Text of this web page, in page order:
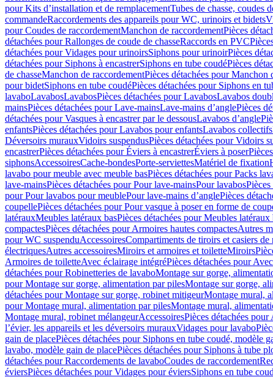
pour Kits d’installation et de remplacementTubes de chasse, coudes
commandeRaccordements des appareils pour WC, urinoirs et bidets
pour Coudes de raccordementManchon de raccordementPièces
détachées pour Rallonges de coude de chasseRaccords en PVC
détachées pour Vidages pour urinoirsSiphons pour urinoirPièces
détachées pour Siphons à encastrerSiphons en tube coudéPièces
de chasseManchon de raccordementPièces détachées pour Manchon
pour bidetSiphons en tube coudéPièces détachées pour Siphons en
lavaboLavabosLavabosPièces détachées pour LavabosLavabos
mainsPièces détachées pour Lave-mainsLave-mains d’anglePièces
détachées pour Vasques à encastrer par le dessousLavabos d’angle
enfantsPièces détachées pour Lavabos pour enfantsLavabos collectifs
Déversoirs murauxVidoirs suspendusPièces détachées pour Vidoirs
encastrerPièces détachées pour Éviers à encastrerÉviers à poser
siphonsAccessoiresCache-bondesPorte-serviettesMatériel de fixation
lavabo pour meuble avec meuble basPièces détachées pour Packs
lave-mainsPièces détachées pour Pour lave-mainsPour lavabos
pour Pour lavabos pour meublePour lave-mains d’anglePièces
coupellePièces détachées pour Pour vasque à poser en forme de
latérauxMeubles latéraux basPièces détachées pour Meubles latéraux
compactesPièces détachées pour Armoires hautes compactesAutres
pour WC suspenduAccessoiresCompartiments de tiroirs et casiers de
électriquesAutres accessoiresMiroirs et armoires et toiletteMiroirs
Armoires de toiletteAvec éclairage intégréPièces détachées pour
détachées pour Robinetteries de lavaboMontage sur gorge,
pour Montage sur gorge, alimentation par pilesMontage sur gorge,
détachées pour Montage sur gorge, robinet mitigeurMontage mural,
pour Montage mural, alimentation par pilesMontage mural,
Montage mural, robinet mélangeurAccessoiresPièces détachées pour
l’évier, les appareils et les déversoirs murauxVidages pour lavabo
gain de placePièces détachées pour Siphons en tube coudé, modèle
lavabo, modèle gain de placePièces détachées pour Siphons à tube
détachées pour Raccordements de lavaboCoudes de raccordement
éviersPièces détachées pour Vidages pour éviersSiphons en tube